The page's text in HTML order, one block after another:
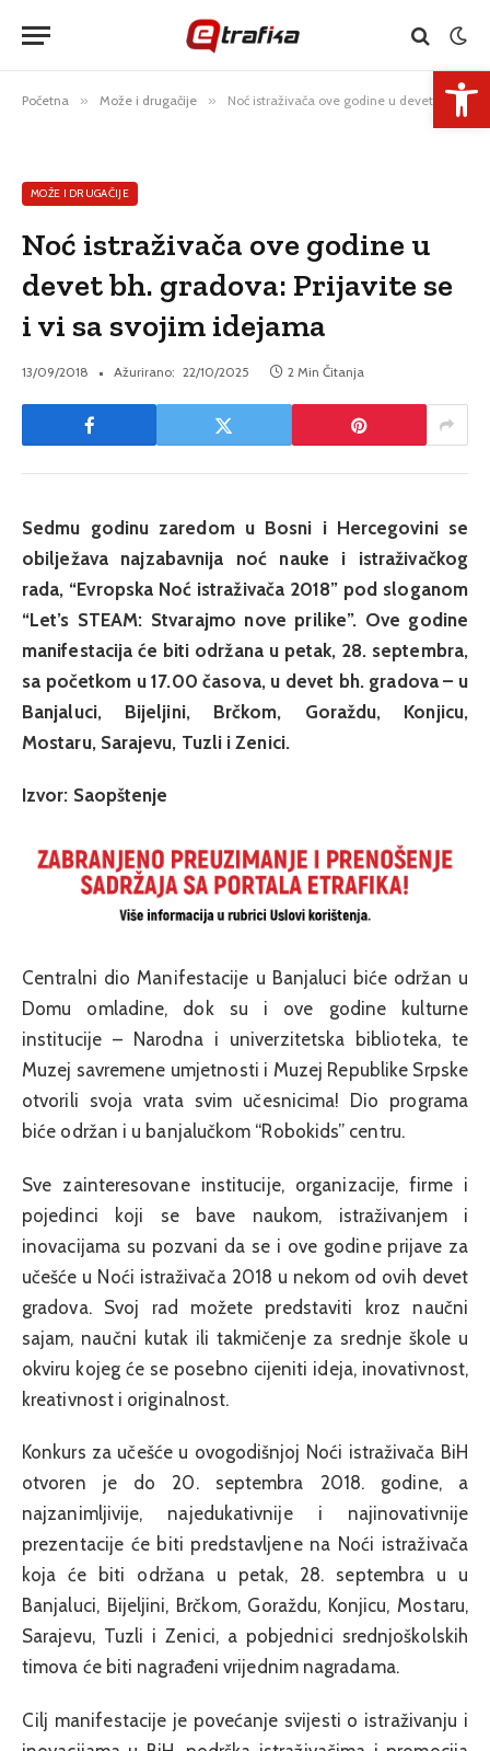
Početna » Može i drugačije » Noć istraživača ove godine u devet bh. gradova: Prijavite se i vi sa svojim idejama
MOŽE I DRUGAČIJE
Noć istraživača ove godine u
devet bh. gradova: Prijavite se
i vi sa svojim idejama
13/09/2018 Ažurirano: 22/10/2025 2 Min Čitanja
Sedmu godinu zaredom u Bosni i Hercegovini se
obilježava najzabavnija noć nauke i istraživačkog
rada, “Evropska Noć istraživača 2018” pod sloganom
“Let’s STEAM: Stvarajmo nove prilike”. Ove godine
manifestacija će biti održana u petak, 28. septembra,
sa početkom u 17.00 časova, u devet bh. gradova – u
Banjaluci, Bijeljini, Brčkom, Goraždu, Konjicu,
Mostaru, Sarajevu, Tuzli i Zenici.
Izvor: Saopštenje
Centralni dio Manifestacije u Banjaluci biće održan u
Domu omladine, dok su i ove godine kulturne
institucije – Narodna i univerzitetska biblioteka, te
Muzej savremene umjetnosti i Muzej Republike Srpske
otvorili svoja vrata svim učesnicima! Dio programa
biće održan i u banjalučkom “Robokids” centru.
Sve zainteresovane institucije, organizacije, firme i
pojedinci koji se bave naukom, istraživanjem i
inovacijama su pozvani da se i ove godine prijave za
učešće u Noći istraživača 2018 u nekom od ovih devet
gradova. Svoj rad možete predstaviti kroz naučni
sajam, naučni kutak ili takmičenje za srednje škole u
okviru kojeg će se posebno cijeniti ideja, inovativnost,
kreativnost i originalnost.
Konkurs za učešće u ovogodišnjoj Noći istraživača BiH
otvoren je do 20. septembra 2018. godine, a
najzanimljivije, najedukativnije i najinovativnije
prezentacije će biti predstavljene na Noći istraživača
koja će biti održana u petak, 28. septembra u u
Banjaluci, Bijeljini, Brčkom, Goraždu, Konjicu, Mostaru,
Sarajevu, Tuzli i Zenici, a pobjednici srednjoškolskih
timova će biti nagrađeni vrijednim nagradama.
Cilj manifestacije je povećanje svijesti o istraživanju i